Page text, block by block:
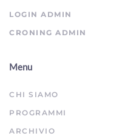
LOGIN ADMIN
CRONING ADMIN
Menu
CHI SIAMO
PROGRAMMI
ARCHIVIO